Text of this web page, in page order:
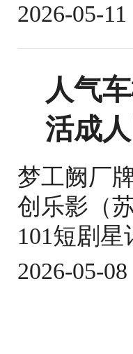
2026-05-
人气
活成
梦工阙厂
创乐影（
101短剧
2026-05-